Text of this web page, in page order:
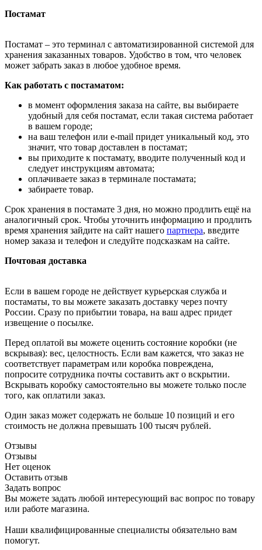
Постамат
Постамат – это терминал с автоматизированной системой для
хранения заказанных товаров. Удобство в том, что человек
может забрать заказ в любое удобное время.
Как работать с постаматом:
в момент оформления заказа на сайте, вы выбираете
удобный для себя постамат, если такая система работает
в вашем городе;
на ваш телефон или e-mail придет уникальный код, это
значит, что товар доставлен в постамат;
вы приходите к постамату, вводите полученный код и
следует инструкциям автомата;
оплачиваете заказ в терминале постамата;
забираете товар.
Срок хранения в постамате 3 дня, но можно продлить ещё на
аналогичный срок. Чтобы уточнить информацию и продлить
время хранения зайдите на сайт нашего партнера, введите
номер заказа и телефон и следуйте подсказкам на сайте.
Почтовая доставка
Если в вашем городе не действует курьерская служба и
постаматы, то вы можете заказать доставку через почту
России. Сразу по прибытии товара, на ваш адрес придет
извещение о посылке.
Перед оплатой вы можете оценить состояние коробки (не
вскрывая): вес, целостность. Если вам кажется, что заказ не
соответствует параметрам или коробка повреждена,
попросите сотрудника почты составить акт о вскрытии.
Вскрывать коробку самостоятельно вы можете только после
того, как оплатили заказ.
Один заказ может содержать не больше 10 позиций и его
стоимость не должна превышать 100 тысяч рублей.
Отзывы
Отзывы
Нет оценок
Оставить отзыв
Задать вопрос
Вы можете задать любой интересующий вас вопрос по товару
или работе магазина.
Наши квалифицированные специалисты обязательно вам
помогут.